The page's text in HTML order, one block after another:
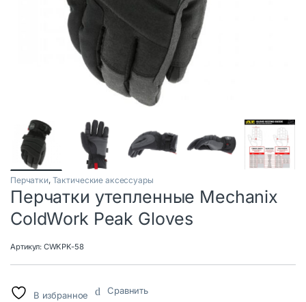
Перчатки, Тактические аксессуары
Перчатки утепленные Mechanix
ColdWork Peak Gloves
Артикул: CWKPK-58
В избранное Сравнить